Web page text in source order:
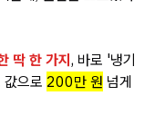
딱 한 가지 , 바로 '냉기
으로 200만 원 넘게